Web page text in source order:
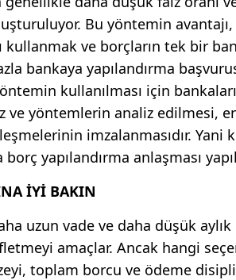
Bu yöntemin avantajı,
kullanmak ve borçların tek bir
bankaya yapılandırma
kullanılması için
ve yöntemlerin analiz edilmesi,
imzalanmasıdır. Yani
yapılandırma anlaşması
İYİ BAKIN
uzun vade ve daha düşük
amaçlar. Ancak hangi
toplam borcu ve ödeme